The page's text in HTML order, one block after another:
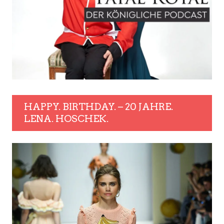
HAPPY. BIRTHDAY. – 20 JAHRE.
LENA. HOSCHEK.